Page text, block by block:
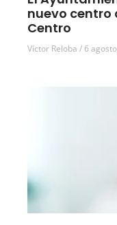
nuevo centro
Centro
Víctor Reloba 6